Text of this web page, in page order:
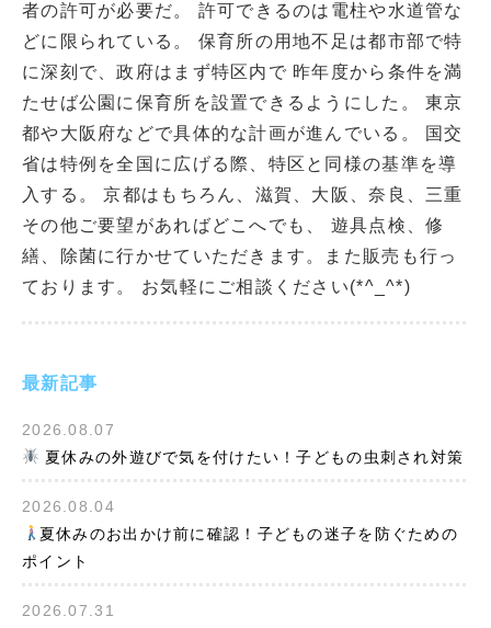
最新記事
2026.08.07
夏休みの外遊びで気を付けたい！子どもの虫刺され対策
2026.08.04
夏休みのお出かけ前に確認！子どもの迷子を防ぐための
ポイント
2026.07.31
者の許可が必要だ。 許可できるのは電柱や水道管な
どに限られている。 保育所の用地不足は都市部で特
に深刻で、政府はまず特区内で 昨年度から条件を満
たせば公園に保育所を設置できるようにした。 東京
都や大阪府などで具体的な計画が進んでいる。 国交
省は特例を全国に広げる際、特区と同様の基準を導
入する。 京都はもちろん、滋賀、大阪、奈良、三重
その他ご要望があればどこへでも、 遊具点検、修
繕、除菌に行かせていただきます。また販売も行っ
ております。 お気軽にご相談ください(*^_^*)